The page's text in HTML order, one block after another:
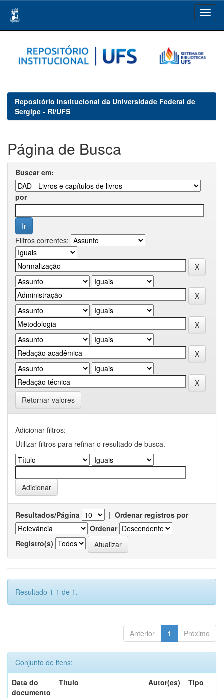
navigation
Repositório Institucional da Universidade Federal de
Sergipe - RI/UFS
Página de Busca
Buscar em:
por
Filtros correntes:
Retornar valores
Adicionar filtros:
Utilizar filtros para refinar o resultado de busca.
Resultados/Página | Ordenar registros por
Ordenar
Registro(s)
Resultado 1-1 de 1.
Anterior 1 Próximo
Conjunto de itens:
Data do
documento
Título Autor(es) Tipo